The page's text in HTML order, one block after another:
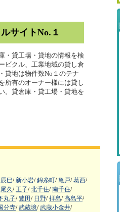
サイトNo.１
・貸工場・貸地の情報を検
ビクル、工業地域の貸し倉
貸地は物件数No１のテナ
所有のオーナー様には貸し
。貸倉庫・貸工場・貸地を
辰巳/ 新小岩/ 錦糸町/ 亀戸/ 葛西/
尾久 / 王子/ 北千住/ 南千住/
丸子/ 豊田/ 日野/ 拝島/ 高島平/
分寺/ 武蔵境/ 武蔵小金井/